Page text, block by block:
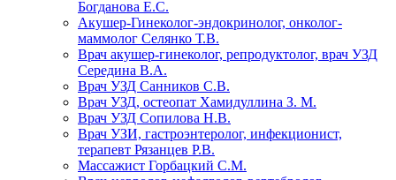
Богданова Е.С.
Акушер-Гинеколог-эндокринолог, онколог-
маммолог Селянко Т.В.
Врач акушер-гинеколог, репродуктолог, врач УЗД
Середина В.А.
Врач УЗД Санников С.В.
Врач УЗД, остеопат Хамидуллина З. М.
Врач УЗД Сопилова Н.В.
Врач УЗИ, гастроэнтеролог, инфекционист,
терапевт Рязанцев Р.В.
Массажист Горбацкий С.М.